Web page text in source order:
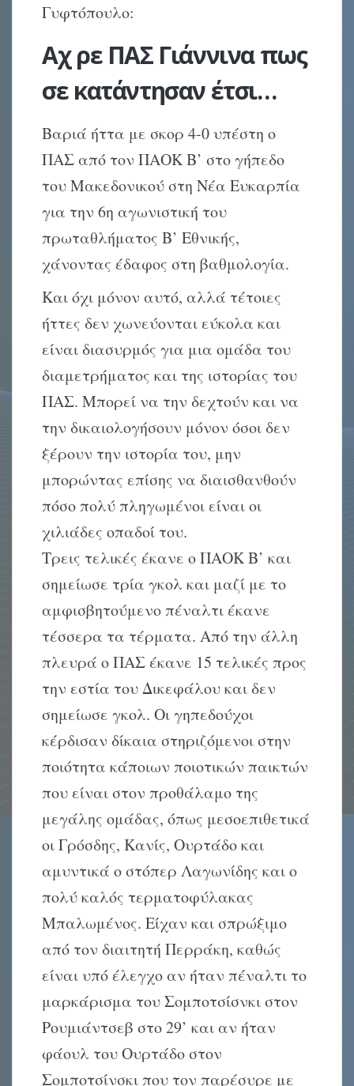
Γυφτόπουλο:
Αχ ρε ΠΑΣ Γιάννινα πως
σε κατάντησαν έτσι…
Βαριά ήττα με σκορ 4-0 υπέστη ο
ΠΑΣ από τον ΠΑΟΚ Β’ στο γήπεδο
του Μακεδονικού στη Νέα Ευκαρπία
για την 6η αγωνιστική του
πρωταθλήματος Β’ Εθνικής,
χάνοντας έδαφος στη βαθμολογία.
Και όχι μόνον αυτό, αλλά τέτοιες
ήττες δεν χωνεύονται εύκολα και
είναι διασυρμός για μια ομάδα του
διαμετρήματος και της ιστορίας του
ΠΑΣ. Μπορεί να την δεχτούν και να
την δικαιολογήσουν μόνον όσοι δεν
ξέρουν την ιστορία του, μην
μπορώντας επίσης να διαισθανθούν
πόσο πολύ πληγωμένοι είναι οι
χιλιάδες οπαδοί του.
Τρεις τελικές έκανε ο ΠΑΟΚ Β’ και
σημείωσε τρία γκολ και μαζί με το
αμφισβητούμενο πέναλτι έκανε
τέσσερα τα τέρματα. Από την άλλη
πλευρά ο ΠΑΣ έκανε 15 τελικές προς
την εστία του Δικεφάλου και δεν
σημείωσε γκολ. Οι γηπεδούχοι
κέρδισαν δίκαια στηριζόμενοι στην
ποιότητα κάποιων ποιοτικών παικτών
που είναι στον προθάλαμο της
μεγάλης ομάδας, όπως μεσοεπιθετικά
οι Γρόσδης, Κανίς, Ουρτάδο και
αμυντικά ο στόπερ Λαγωνίδης και ο
πολύ καλός τερματοφύλακας
Μπαλωμένος. Είχαν και σπρώξιμο
από τον διαιτητή Περράκη, καθώς
είναι υπό έλεγχο αν ήταν πέναλτι το
μαρκάρισμα του Σομποτσίσνκι στον
Ρουμιάντσεβ στο 29’ και αν ήταν
φάουλ του Ουρτάδο στον
Σομποτσίνσκι που τον παρέσυρε με